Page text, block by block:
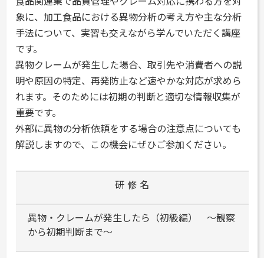
象に、加工食品における異物分析の考え方や主な分析
手法について、実習も交えながら学んでいただく講座
です。
異物クレームが発生した場合、取引先や消費者への説
明や原因の特定、再発防止など速やかな対応が求めら
れます。そのためには初期の判断と適切な情報収集が
重要です。
外部に異物の分析依頼をする場合の注意点についても
解説しますので、この機会にぜひご参加ください。
研 修 名
異物・クレームが発生したら（初級編） ～観察
から初期判断まで～